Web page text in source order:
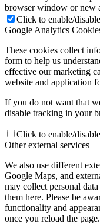
browser window or new
Click to enable/
Google Analytics
These cookies collect
form to help us
effective our marketing
website and application
If you do not want that
disable tracking in your
Click to enable/
Other external services
We also use different
Google Maps, and
may collect personal
them here. Please be
functionality and
once you reload the page.